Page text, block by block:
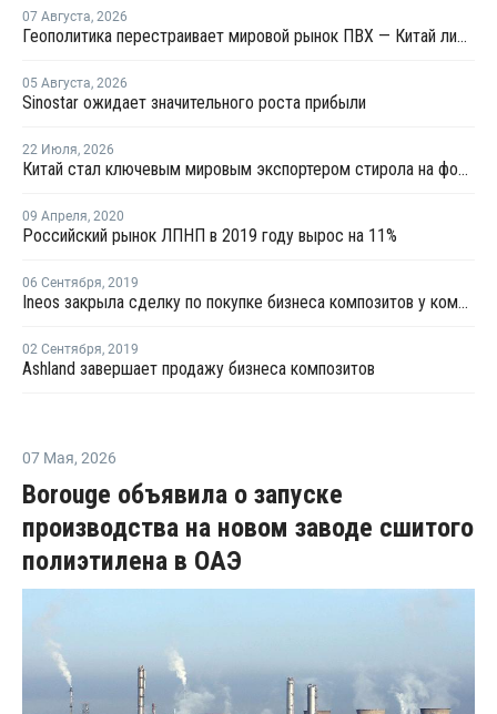
07 Августа, 2026
Геополитика перестраивает мировой рынок ПВХ — Китай лидирует в экспорте
05 Августа, 2026
Sinostar ожидает значительного роста прибыли
22 Июля, 2026
Китай стал ключевым мировым экспортером стирола на фоне кризиса на Ближнем Востоке
09 Апреля, 2020
Российский рынок ЛПНП в 2019 году вырос на 11%
06 Сентября, 2019
Ineos закрыла сделку по покупке бизнеса композитов у компании Ashland
02 Сентября, 2019
Ashland завершает продажу бизнеса композитов
07 Мая, 2026
Borouge объявила о запуске
производства на новом заводе сшитого
полиэтилена в ОАЭ